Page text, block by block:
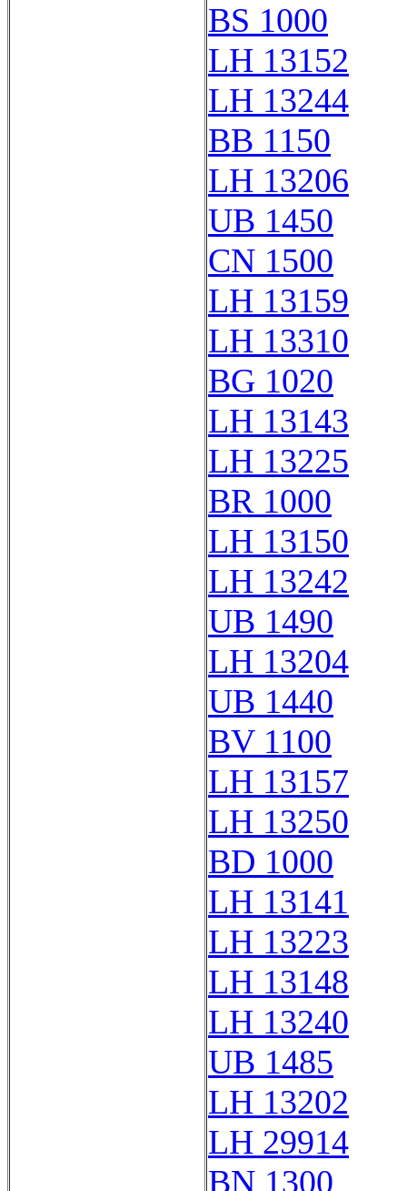
BS 1000
LH 13152
LH 13244
BB 1150
LH 13206
UB 1450
CN 1500
LH 13159
LH 13310
BG 1020
LH 13143
LH 13225
BR 1000
LH 13150
LH 13242
UB 1490
LH 13204
UB 1440
BV 1100
LH 13157
LH 13250
BD 1000
LH 13141
LH 13223
LH 13148
LH 13240
UB 1485
LH 13202
LH 29914
BN 1300